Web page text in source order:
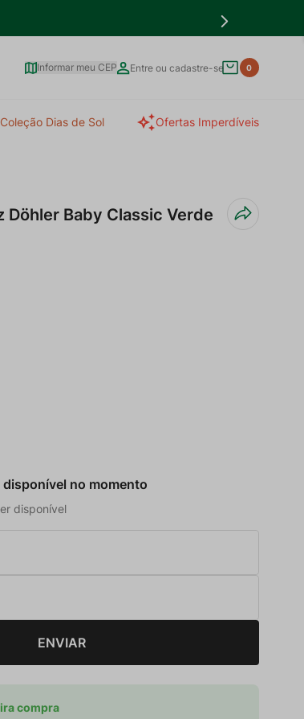
Informar meu CEP Entre ou cadastre-se 0
Coleção Dias de Sol Ofertas Imperdíveis
Döhler Baby Classic Verde
no momento
disponível
ENVIAR
compra